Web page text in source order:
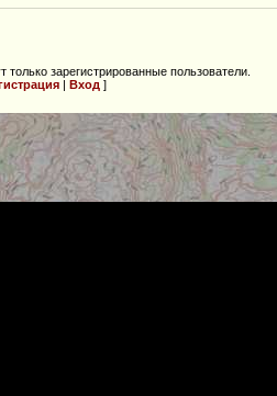
зарегистрированные пользователи.
| Вход ]